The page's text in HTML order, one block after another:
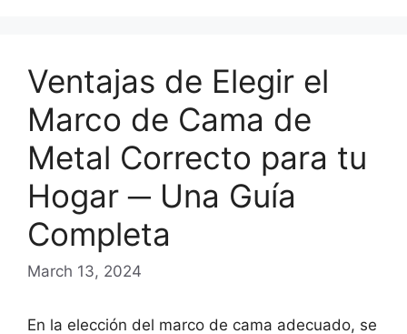
Ventajas de Elegir el
Marco de Cama de
Metal Correcto para tu
Hogar ─ Una Guía
Completa
March 13, 2024
En la elección del marco de cama adecuado, se